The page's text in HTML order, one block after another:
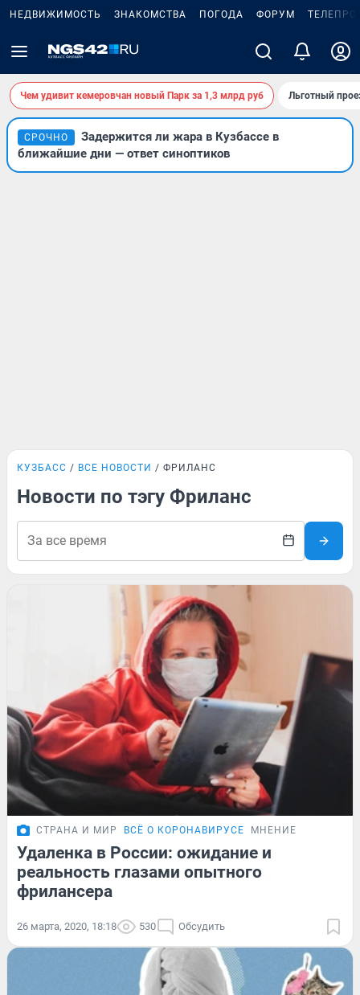
НЕДВИЖИМОСТЬ ЗНАКОМСТВА ПОГОДА ФОРУМ
Чем удивит кемеровчан новый Парк за 1,3 млрд руб Льготный
СРОЧНО
Задержится ли жара в Кузбассе в
ближайшие дни — ответ синоптиков
КУЗБАСС ВСЕ НОВОСТИ ФРИЛАНС
Новости по тэгу Фриланс
СТРАНА И МИР ВСЁ О КОРОНАВИРУСЕ МНЕНИЕ
Удаленка в России: ожидание и
реальность глазами опытного
фрилансера
26 марта, 2020, 18:18 530 Обсудить